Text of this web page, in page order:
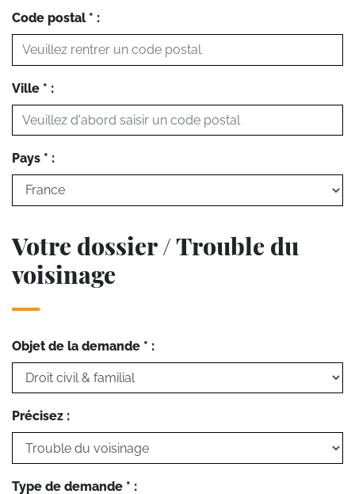
Code postal * :
Ville * :
Pays * :
Votre dossier / Trouble du
voisinage
Objet de la demande * :
Précisez :
Type de demande * :